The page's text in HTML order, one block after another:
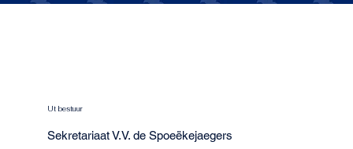
Ut bestuur
Sekretariaat V.V. de Spoeëkejaegers